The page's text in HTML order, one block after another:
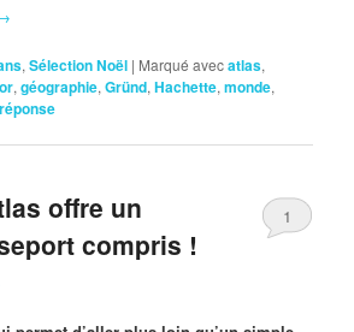
,Sélection Noël | Marqué avecatlas,
,géographie,Gründ,Hachette,monde,
réponse
offre un
compris !
1